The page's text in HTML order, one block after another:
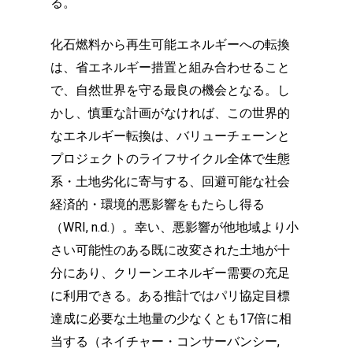
る。
化石燃料から再生可能エネルギーへの転換
は、省エネルギー措置と組み合わせること
で、自然世界を守る最良の機会となる。し
かし、慎重な計画がなければ、この世界的
なエネルギー転換は、バリューチェーンと
プロジェクトのライフサイクル全体で生態
系・土地劣化に寄与する、回避可能な社会
経済的・環境的悪影響をもたらし得る
（WRI, n.d.）。幸い、悪影響が他地域より小
さい可能性のある既に改変された土地が十
分にあり、クリーンエネルギー需要の充足
に利用できる。ある推計ではパリ協定目標
達成に必要な土地量の少なくとも17倍に相
当する（ネイチャー・コンサーバンシー,